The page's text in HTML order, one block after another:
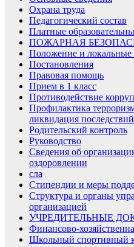
Охрана труда
Педагогический состав
Платные
ПОЖАРНАЯ
Положение и локальные
Постановления
Правовая помощь
Прием в 1 класс
Противодействие
Профилактика
ликвидация
Родительский контроль
Руководство
Сведения об
оздоровлении
сла
Стипендии и меры
Структура и органы
организацией
УЧРЕДИТЕЛЬНЫЕ
Финансово-
Школьный спортивный